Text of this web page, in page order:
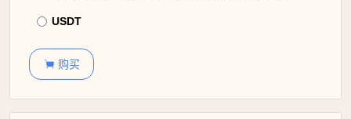
USDT
 购买